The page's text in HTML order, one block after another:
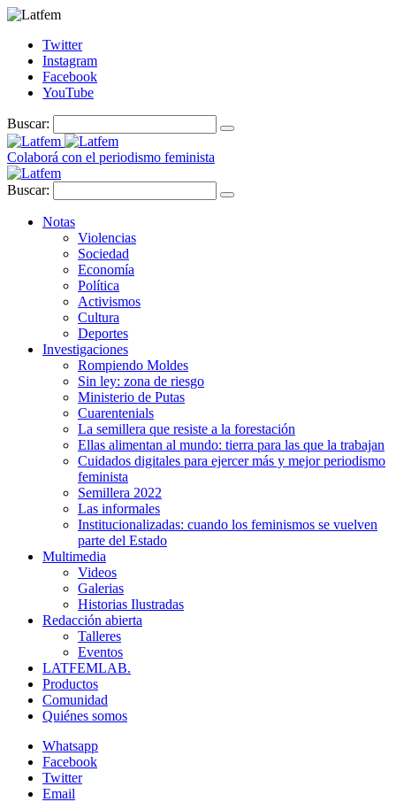
Twitter
Instagram
Facebook
YouTube
Buscar:
Colaborá con el periodismo feminista
Buscar:
Notas
Violencias
Sociedad
Economía
Política
Activismos
Cultura
Deportes
Investigaciones
Rompiendo Moldes
Sin ley: zona de riesgo
Ministerio de Putas
Cuarentenials
La semillera que resiste a la forestación
Ellas alimentan al mundo: tierra para las que la trabajan
Cuidados digitales para ejercer más y mejor periodismo
feminista
Semillera 2022
Las informales
Institucionalizadas: cuando los feminismos se vuelven
parte del Estado
Multimedia
Videos
Galerias
Historias Ilustradas
Redacción abierta
Talleres
Eventos
LATFEMLAB.
Productos
Comunidad
Quiénes somos
Whatsapp
Facebook
Twitter
Email